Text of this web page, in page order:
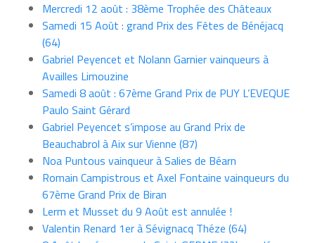
Mercredi 12 août : 38ème Trophée des Châteaux
Samedi 15 Août : grand Prix des Fêtes de Bénéjacq
(64)
Gabriel Peyencet et Nolann Garnier vainqueurs à
Availles Limouzine
Samedi 8 août : 67ème Grand Prix de PUY L’EVEQUE
Paulo Saint Gérard
Gabriel Peyencet s’impose au Grand Prix de
Beauchabrol à Aix sur Vienne (87)
Noa Puntous vainqueur à Salies de Béarn
Romain Campistrous et Axel Fontaine vainqueurs du
67ème Grand Prix de Biran
Lerm et Musset du 9 Août est annulée !
Valentin Renard 1er à Sévignacq Théze (64)